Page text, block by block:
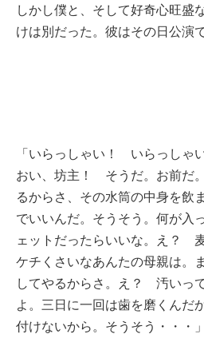
しかし僕と、そして好奇心旺盛
けは別だった。彼はその日公演
「いらっしゃい！ いらっし
おい、坊主！ そうだ。お前だ
るからさ、その水筒の中身を飲
でいいんだ。そうそう。何が
ェットだったらいいな。え？
ケチくさいなあんたの母親は。
してやるからさ。え？ 汚いっ
よ。三日に一回は歯を磨くんだ
付けないから。そうそう・・・」